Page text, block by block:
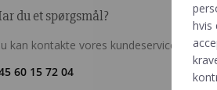
du et spørgsmål?
kan kontakte vores kundeservice på:
60 15 72 04
hvis